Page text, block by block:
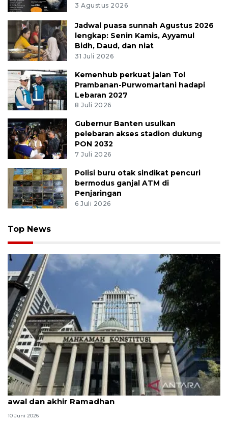
3 Agustus 2026
Jadwal puasa sunnah Agustus 2026
lengkap: Senin Kamis, Ayyamul
Bidh, Daud, dan niat
31 Juli 2026
Kemenhub perkuat jalan Tol
Prambanan-Purwomartani hadapi
Lebaran 2027
8 Juli 2026
Gubernur Banten usulkan
pelebaran akses stadion dukung
PON 2032
7 Juli 2026
Polisi buru otak sindikat pencuri
bermodus ganjal ATM di
Penjaringan
6 Juli 2026
Top News
MK uji materi UU Peradilan Agama perihal isbat
awal dan akhir Ramadhan
10 Juni 2026